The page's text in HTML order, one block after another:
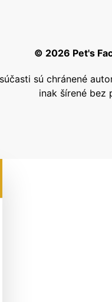
© 2026 Pet's
sú chránené
inak šírené bez